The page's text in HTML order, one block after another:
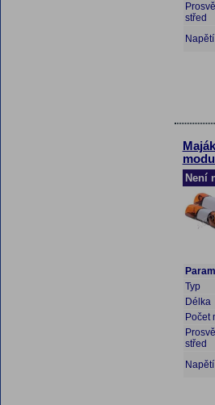
střed
Napětí
Není
Typ
Délka
Počet
střed
Napětí